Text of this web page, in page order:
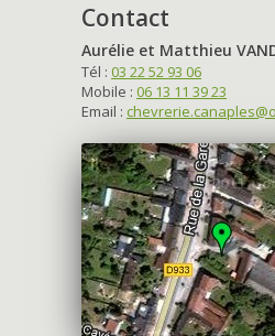
Contact
Aurélie et Matthieu
Tél : 03 22 52 93 06
Mobile : 06 13 11 39 23
Email :